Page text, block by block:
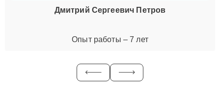
Дмитрий Сергеевич Петров
Опыт работы – 7 лет